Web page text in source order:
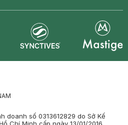
doanh số 0313612829 do Sở Kế
Chí Minh cấp ngày 13/01/2016